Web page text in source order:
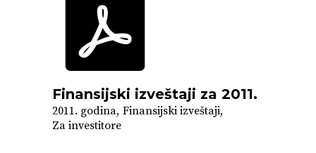
Finansijski izveštaji za 2011.
2011. godina Finansijski izveštaji
Za investitore